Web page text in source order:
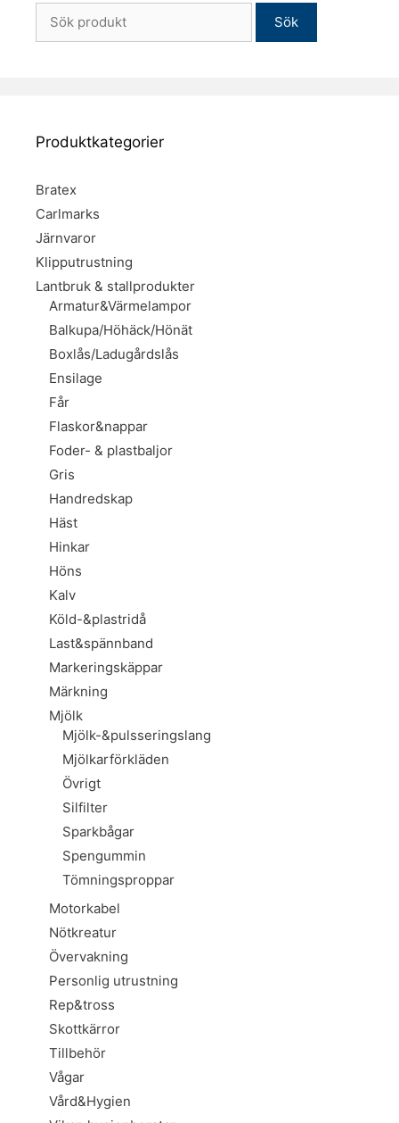
efter:
Produktkategorier
Bratex
Carlmarks
Järnvaror
Klipputrustning
Lantbruk & stallprodukter
Armatur&Värmelampor
Balkupa/Höhäck/Hönät
Boxlås/Ladugårdslås
Ensilage
Får
Flaskor&nappar
Foder- & plastbaljor
Gris
Handredskap
Häst
Hinkar
Höns
Kalv
Köld-&plastridå
Last&spännband
Markeringskäppar
Märkning
Mjölk
Mjölk-&pulsseringslang
Mjölkarförkläden
Övrigt
Silfilter
Sparkbågar
Spengummin
Tömningsproppar
Motorkabel
Nötkreatur
Övervakning
Personlig utrustning
Rep&tross
Skottkärror
Tillbehör
Vågar
Vård&Hygien